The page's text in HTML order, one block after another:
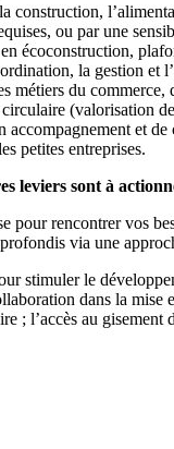
construction,
ou par une
écoconstruction,
la gestion et
du
(valorisation
et
petites entreprises.
leviers sont à
rencontrer vos
via une
stimuler le
dans la
l’accès au gisement